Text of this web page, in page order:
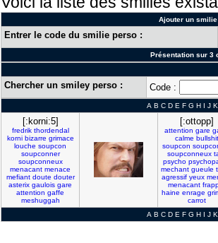
Ajouter un
Entrer le code du smilie perso :
Présentation sur 3
Chercher un smiley perso : Code :
A B C D E F G H I J K
[:korni:5]
fredrik thordendal
korni bizarre grimace
louche soupcon
soupconner
soupconneux
menacant menace
mefiant doute douter
asterix gaulois gare
attention gaffe
meshuggah
[:ottopp]
attention gare
calme bullshit
soupcon
soupconneux
psycho
mechant gueule
agressif yeux
menacant
haine enrage
carrot
A B C D E F G H I J K